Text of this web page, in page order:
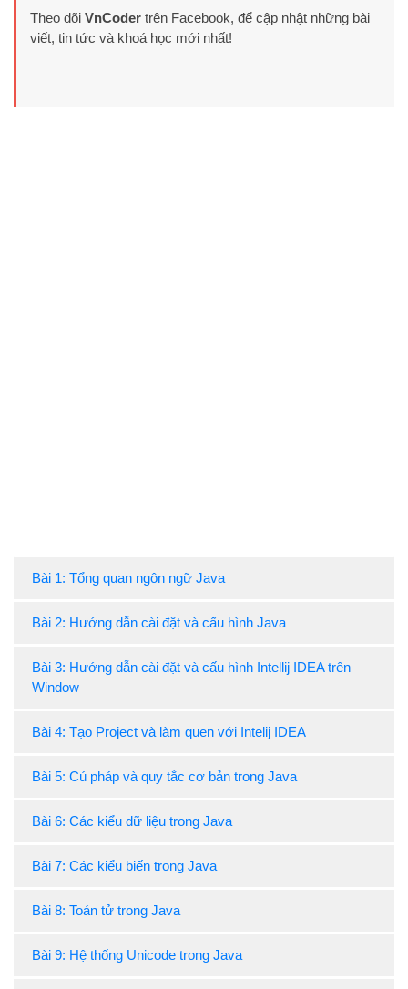
Theo dõi VnCoder trên Facebook, để cập nhật những bài
viết, tin tức và khoá học mới nhất!
Bài 1: Tổng quan ngôn ngữ Java
Bài 2: Hướng dẫn cài đặt và cấu hình Java
Bài 3: Hướng dẫn cài đặt và cấu hình Intellij IDEA trên
Window
Bài 4: Tạo Project và làm quen với Intelij IDEA
Bài 5: Cú pháp và quy tắc cơ bản trong Java
Bài 6: Các kiểu dữ liệu trong Java
Bài 7: Các kiểu biến trong Java
Bài 8: Toán tử trong Java
Bài 9: Hệ thống Unicode trong Java